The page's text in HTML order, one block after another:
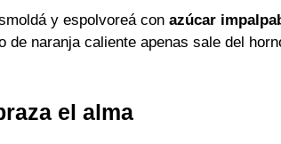
y espolvoreá con azúcar
de naranja caliente apenas sale del
el alma